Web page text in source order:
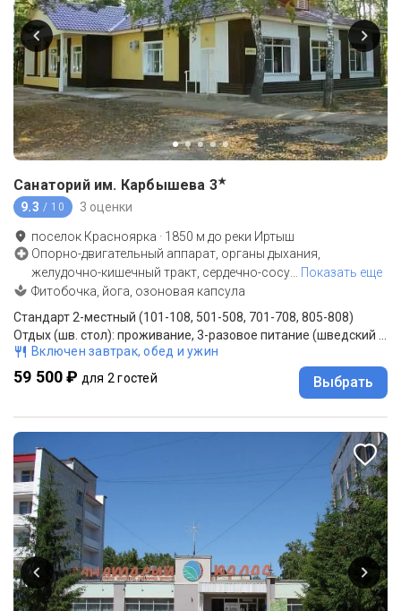
Санаторий им. Карбышева 3★
9.3 / 10 3 оценки
поселок Красноярка · 1850 м до реки Иртыш
Опорно-двигательный аппарат, органы дыхания,
желудочно-кишечный тракт, сердечно-сосу
Показать еще
Фитобочка, йога, озоновая капсула
Стандарт 2-местный (101-108, 501-508, 701-708, 805-808)
Включен завтрак, обед и ужин
59 500 ₽ для 2 гостей Выбрать